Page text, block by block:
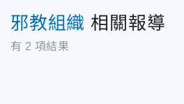
邪教組織 相關報導
有 2 項結果